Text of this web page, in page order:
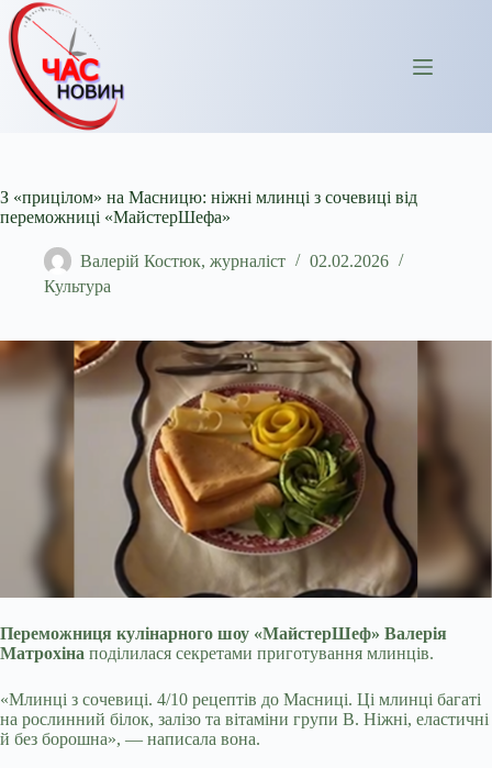
Перейти
до
вмісту
З «прицілом» на Масницю: ніжні млинці з сочевиці від
переможниці «МайстерШефа»
Валерій Костюк, журналіст
02.02.2026
Культура
Переможниця кулінарного шоу «МайстерШеф» Валерія
Матрохіна поділилася секретами приготування млинців.
«Млинці з сочевиці. 4/10 рецептів до Масниці. Ці млинці багаті
на рослинний білок, залізо та вітаміни групи B. Ніжні, еластичні
й без борошна», — написала вона.